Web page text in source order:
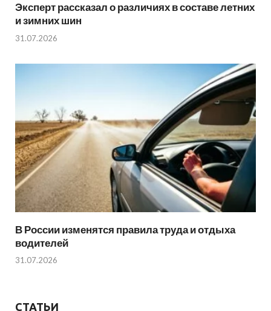
Эксперт рассказал о различиях в составе летних
и зимних шин
31.07.2026
В России изменятся правила труда и отдыха
водителей
31.07.2026
СТАТЬИ